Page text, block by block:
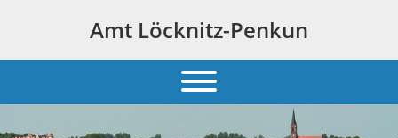
Amt Löcknitz-Penkun